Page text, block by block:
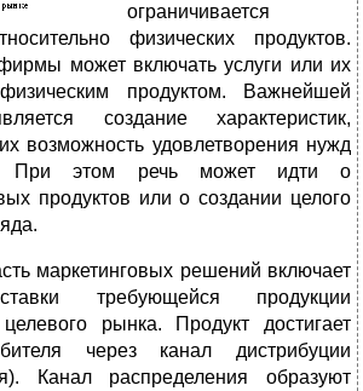
ограничивается
физических продуктов.
может включать услуги или их
продуктом. Важнейшей
создание характеристик,
возможность удовлетворения нужд
При этом речь может идти о
продуктов или о создании целого
маркетинговых решений включает
требующейся продукции
рынка. Продукт достигает
через канал дистрибуции
Канал распределения образуют